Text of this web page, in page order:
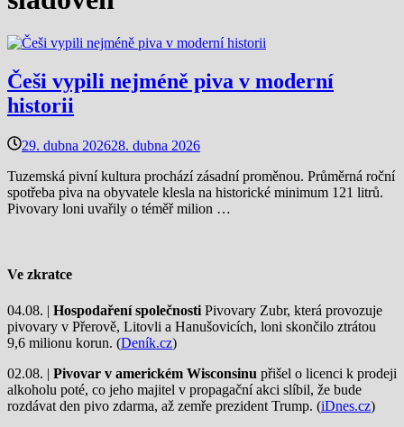
Češi vypili nejméně piva v moderní
historii
29. dubna 202628. dubna 2026
Tuzemská pivní kultura prochází zásadní proměnou. Průměrná roční
spotřeba piva na obyvatele klesla na historické minimum 121 litrů.
Pivovary loni uvařily o téměř milion …
Ve zkratce
04.08. | Hospodaření společnosti Pivovary Zubr, která provozuje
pivovary v Přerově, Litovli a Hanušovicích, loni skončilo ztrátou
9,6 milionu korun. (Deník.cz)
02.08. | Pivovar v americkém Wisconsinu přišel o licenci k prodeji
alkoholu poté, co jeho majitel v propagační akci slíbil, že bude
rozdávat den pivo zdarma, až zemře prezident Trump. (iDnes.cz)